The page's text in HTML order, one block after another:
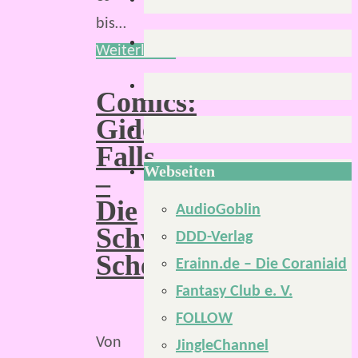
bis…
Weiterlesen
Comics:
Gideon
Falls
–
Die
Schwarze
Scheune
Von
Webseiten
AudioGoblin
DDD-Verlag
Erainn.de – Die Coraniaid
Fantasy Club e. V.
FOLLOW
JingleChannel